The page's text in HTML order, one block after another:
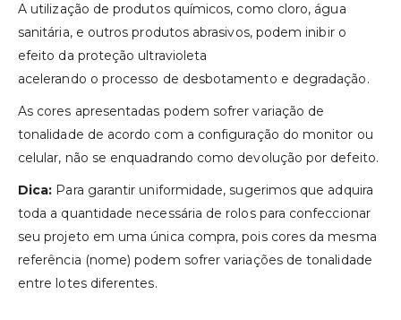
A utilização de produtos químicos, como cloro, água
sanitária, e outros produtos abrasivos, podem inibir o
efeito da proteção ultravioleta
acelerando o processo de desbotamento e degradação.
As cores apresentadas podem sofrer variação de
tonalidade de acordo com a configuração do monitor ou
celular, não se enquadrando como devolução por defeito.
Dica: Para garantir uniformidade, sugerimos que adquira
toda a quantidade necessária de rolos para confeccionar
seu projeto em uma única compra, pois cores da mesma
referência (nome) podem sofrer variações de tonalidade
entre lotes diferentes.